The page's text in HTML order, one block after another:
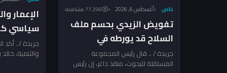
خاص أغسطس 6, 2026 77٬256 مشاهدة
تفويض الزيدي بحسم ملف
السلاح قد يورطه في
مواجهة مع الفصائل
المرتبطة بإيران ـ منقذ داغر
جريدة / .. قال رئيس المجموعة
المستقلة للبحوث، منقذ داغر، إن رئيس
الإعمار
سياسي
السلاح
الإرهاب
جريدة /.. أكد
والتنمية،